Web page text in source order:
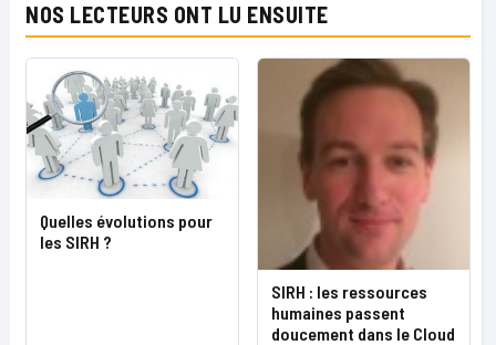
NOS LECTEURS ONT LU ENSUITE
Quelles évolutions pour
les SIRH ?
SIRH : les ressources
humaines passent
doucement dans le Cloud